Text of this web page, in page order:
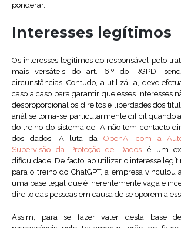
ponderar.
Interesses legítimos
Os interesses legítimos do responsável pelo
mais versáteis do art. 6.º do RGPD,
circunstâncias. Contudo, a utilizá-la, deve
caso a caso para garantir que esses interesses
desproporcional os direitos e liberdades dos
análise torna-se particularmente difícil quando
do treino do sistema de IA não tem contacto
dos dados. A luta da OpenAI com a
Supervisão da Proteção de Dados é um
dificuldade. De facto, ao utilizar o interesse
para o treino do ChatGPT, a empresa vinculou
uma base legal que é inerentemente vaga e
direito das pessoas em causa de se oporem a
Assim, para se fazer valer desta base